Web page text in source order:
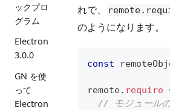
ックプロ
グラム
Electron
3.0.0
GN を使
って
Electron
れで、
のようになります。
const
remote. require
// モジュールの